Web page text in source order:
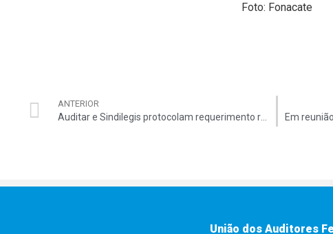
Foto: Fonacate
ANTERIOR
União dos Auditores